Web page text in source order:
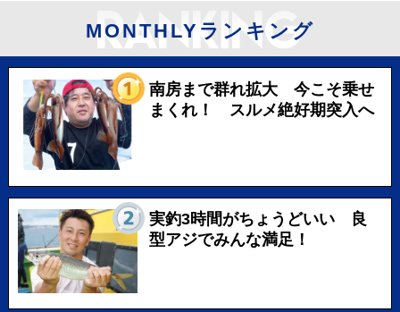
MONTHLYランキング
南房まで群れ拡大 今こそ乗せ
まくれ！ スルメ絶好期突入へ
実釣3時間がちょうどいい 良
型アジでみんな満足！